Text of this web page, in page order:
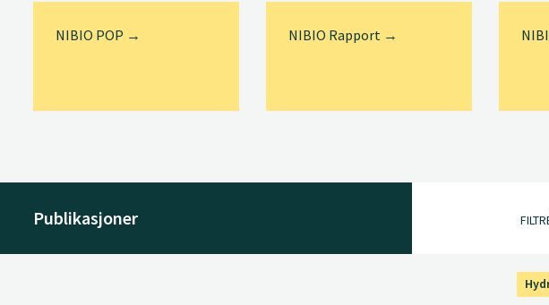
NIBIO POP → NIBIO Rapport →
Publikasjoner